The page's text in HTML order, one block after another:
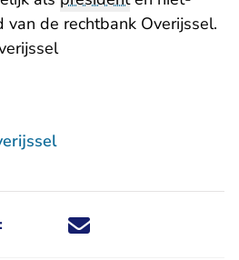
de rechtbank Overijssel.
Deel dit nieuwsbericht via X -
Deel dit nieuwsbericht via
Deel dit nieuwsbericht
Deel dit